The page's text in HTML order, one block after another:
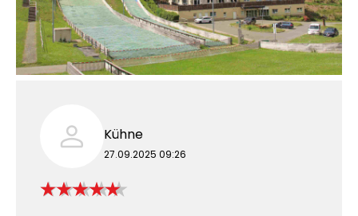
Kühne
27.09.2025 09:26